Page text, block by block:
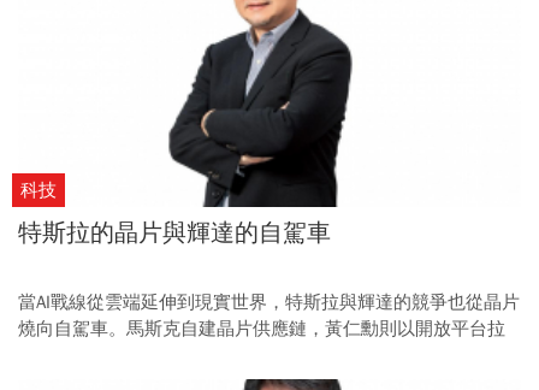
科技
特斯拉的晶片與輝達的自駕車
當AI戰線從雲端延伸到現實世界，特斯拉與輝達的競爭也從晶片
燒向自駕車。馬斯克自建晶片供應鏈，黃仁勳則以開放平台拉